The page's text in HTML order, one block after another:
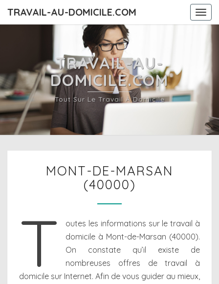
TRAVAIL-AU-DOMICILE.COM
TRAVAIL-AU-
DOMICILE.COM
Tout Sur Le Travail À Domicile
DE-
MARSAN
(40000)
MONT-DE-MARSAN
(40000)
T
outes les informations sur le travail à
domicile à Mont-de-Marsan (40000).
On constate qu’il existe de
nombreuses offres de travail à
domicile sur Internet. Afin de vous guider au mieux,